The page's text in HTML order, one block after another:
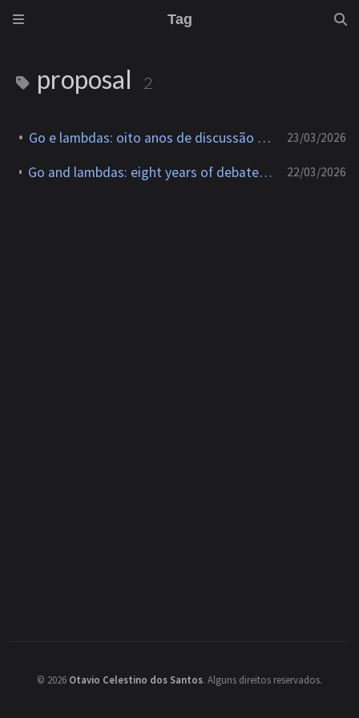
Tag
proposal 2
Go e lambdas: oito anos de discussão na issue #21498 23/03/2026
Go and lambdas: eight years of debate around issue #21498 22/03/2026
© 2026 Otavio Celestino dos Santos. Alguns direitos reservados.